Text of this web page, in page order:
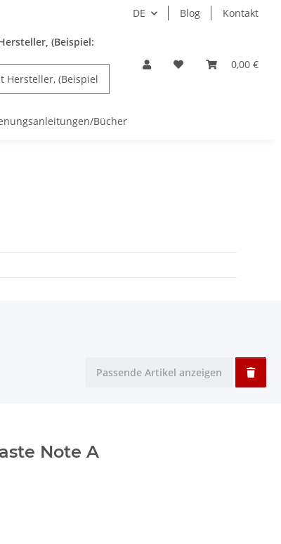
DE Blog Kontakt
(Beispiel:
0,00 €
Bücher
Passende Artikel anzeigen
Note A